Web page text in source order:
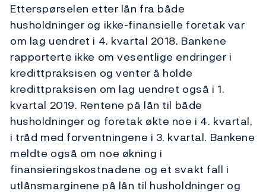
Etterspørselen etter lån fra både
husholdninger og ikke-finansielle foretak var
om lag uendret i 4. kvartal 2018. Bankene
rapporterte ikke om vesentlige endringer i
kredittpraksisen og venter å holde
kredittpraksisen om lag uendret også i 1.
kvartal 2019. Rentene på lån til både
husholdninger og foretak økte noe i 4. kvartal,
i tråd med forventningene i 3. kvartal. Bankene
meldte også om noe økning i
finansieringskostnadene og et svakt fall i
utlånsmarginene på lån til husholdninger og